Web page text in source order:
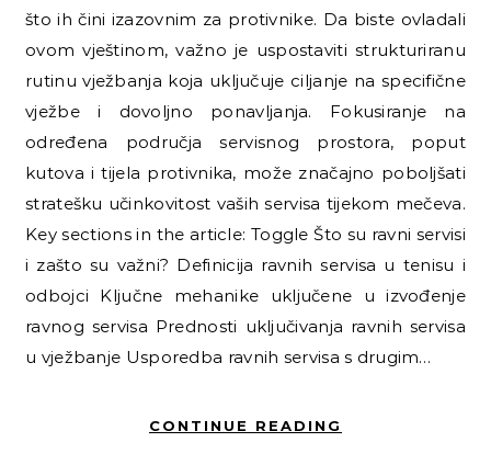
što ih čini izazovnim za protivnike. Da biste ovladali
ovom vještinom, važno je uspostaviti strukturiranu
rutinu vježbanja koja uključuje ciljanje na specifične
vježbe i dovoljno ponavljanja. Fokusiranje na
određena područja servisnog prostora, poput
kutova i tijela protivnika, može značajno poboljšati
stratešku učinkovitost vaših servisa tijekom mečeva.
Key sections in the article: Toggle Što su ravni servisi
i zašto su važni? Definicija ravnih servisa u tenisu i
odbojci Ključne mehanike uključene u izvođenje
ravnog servisa Prednosti uključivanja ravnih servisa
u vježbanje Usporedba ravnih servisa s drugim…
CONTINUE READING